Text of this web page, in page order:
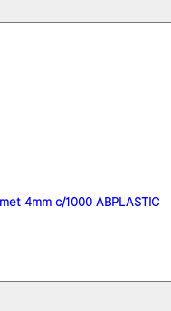
4mm c/1000 ABPLASTIC